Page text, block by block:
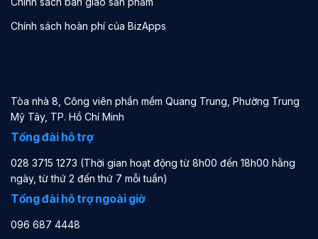
Chính sách hoàn phí của BizApps
Tòa nhà 8, Công viên phần mềm Quang Trung, Phường Trung
Mỹ Tây, TP. Hồ Chí Minh
Tổng đài hỗ trợ
028 3715 1273 (Thời gian hoạt động từ 8h00 đến 18h00 hằng
ngày, từ thứ 2 đến thứ 7 mỗi tuần)
Tổng đài hỗ trợ ngoài giờ
096 687 4448